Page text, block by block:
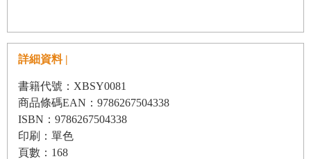
詳細資料 |
書籍代號：XBSY0081
商品條碼EAN：9786267504338
ISBN：9786267504338
印刷：單色
頁數：168